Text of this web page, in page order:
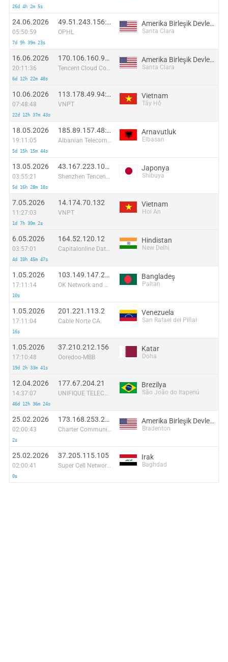
26d 4h 2m 5s
24.06.2026
05:50:59
7d 9h 39m 23s
49.51.243.156:51906
OPHL
Amerika Birleşik Devletleri
Santa Clara
16.06.2026
20:11:36
6d 12h 22m 48s
170.106.160.90:55988
Tencent Cloud Computing (Beijing) Co
Amerika Birleşik Devletleri
Santa Clara
10.06.2026
07:48:48
22d 12h 37m 43s
113.178.49.94:38076
VNPT
Vietnam
Tây Hồ
18.05.2026
19:11:05
5d 15h 15m 44s
185.89.157.48:56010
Albanian Telecommunications Union SH. P.K.
Arnavutluk
Elbasan
13.05.2026
03:55:21
5d 16h 28m 18s
43.167.223.108:49720
Shenzhen Tencent Computer Systems Company Limited
Japonya
Shibuya
7.05.2026
11:27:03
1d 7h 30m 2s
14.174.70.132
VNPT
Vietnam
Hoi An
6.05.2026
03:57:01
4d 10h 45m 47s
164.52.120.12
Capitalonline Data Service (HK) Co
Hindistan
New Delhi
1.05.2026
17:11:14
10s
103.149.147.232
OK Network and Communications
Bangladeş
Paltan
1.05.2026
17:11:04
16s
201.221.113.2
Cable Norte CA.
Venezuela
San Rafael del Piñal
1.05.2026
17:10:48
19d 2h 33m 41s
37.210.212.156
Ooredoo-MBB
Katar
Doha
12.04.2026
14:37:07
46d 12h 36m 24s
177.67.204.21
UNIFIQUE TELECOMUNICACOES S/A
Brezilya
São João do Itaperiú
25.02.2026
02:00:43
2s
173.168.253.223
Charter Communications
Amerika Birleşik Devletleri
Bradenton
25.02.2026
02:00:41
0s
37.205.115.105
Super Cell Network for Internet Services LTD
Irak
Baghdad